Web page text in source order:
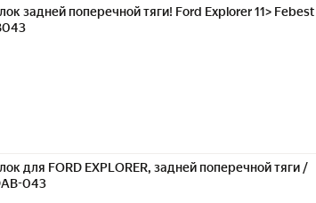
задней поперечной тяги! Ford Explorer 11> Febest
для FORD EXPLORER, задней поперечной тяги /
043